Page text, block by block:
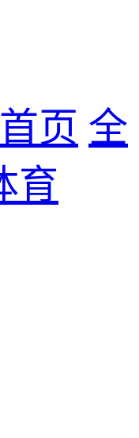
首页 全
育